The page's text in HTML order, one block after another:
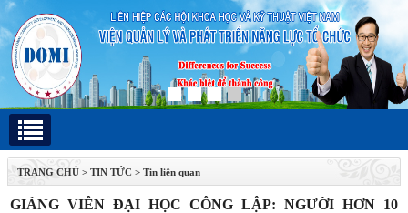
TRANG CHỦ > TIN TỨC > Tin liên quan
GIẢNG VIÊN ĐẠI HỌC CÔNG LẬP: NGƯỜI HƠN 10